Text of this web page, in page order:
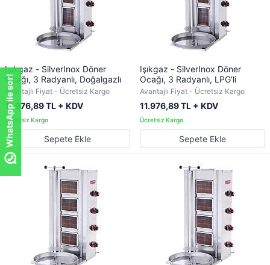
Işıkgaz - SilverInox Döner
Ocağı, 3 Radyanlı, Doğalgazlı
Avantajlı Fiyat - Ücretsiz Kargo
11.976,89 TL + KDV
Sepete Ekle
Işıkgaz - SilverInox Döner
Ocağı, 3 Radyanlı, LPG'li
Avantajlı Fiyat - Ücretsiz Kargo
11.976,89 TL + KDV
Sepete Ekle
WhatsApp ile sor!